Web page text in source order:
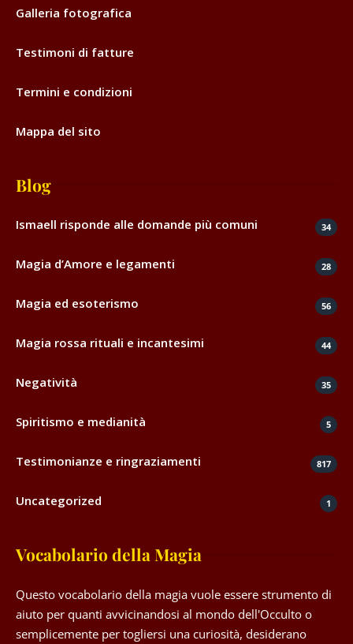
Galleria fotografica
Testimoni di fatture
Termini e condizioni
Mappa del sito
Blog
Ismaell risponde alle domande più comuni 34
Magia d’Amore e legamenti 28
Magia ed esoterismo 56
Magia rossa rituali e incantesimi 44
Negatività 35
Spiritismo e medianità 5
Testimonianze e ringraziamenti 817
Uncategorized 1
Vocabolario della Magia
Questo vocabolario della magia vuole essere strumento di
aiuto per quanti avvicinandosi al mondo dell'Occulto o
semplicemente per togliersi una curiosità, desiderano